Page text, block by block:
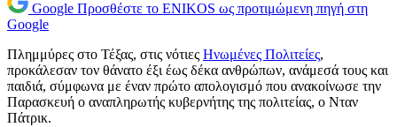
Google Προσθέστε το ENIKOS ως προτιμώμενη πηγή στη
Google
Πλημμύρες στο Τέξας, στις νότιες Ηνωμένες Πολιτείες,
προκάλεσαν τον θάνατο έξι έως δέκα ανθρώπων, ανάμεσά τους και
παιδιά, σύμφωνα με έναν πρώτο απολογισμό που ανακοίνωσε την
Παρασκευή ο αναπληρωτής κυβερνήτης της πολιτείας, ο Νταν
Πάτρικ.